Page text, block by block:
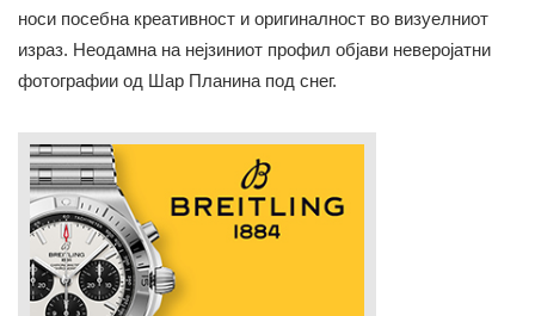
носи посебна креативност и оригиналност во визуелниот
израз. Неодамна на нејзиниот профил објави неверојатни
фотографии од Шар Планина под снег.